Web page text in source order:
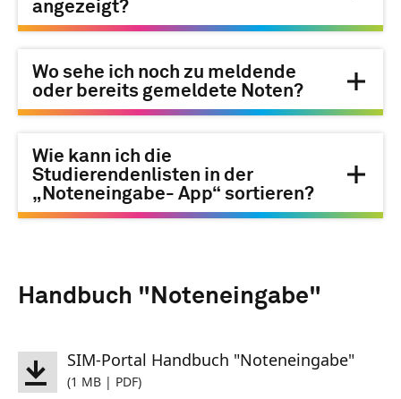
angezeigt?
Wo sehe ich noch zu meldende
oder bereits gemeldete Noten?
Wie kann ich die
Studierendenlisten in der
„Noteneingabe- App“ sortieren?
Handbuch "Noteneingabe"
SIM-Portal Handbuch "Noteneingabe"
(1 MB | PDF)